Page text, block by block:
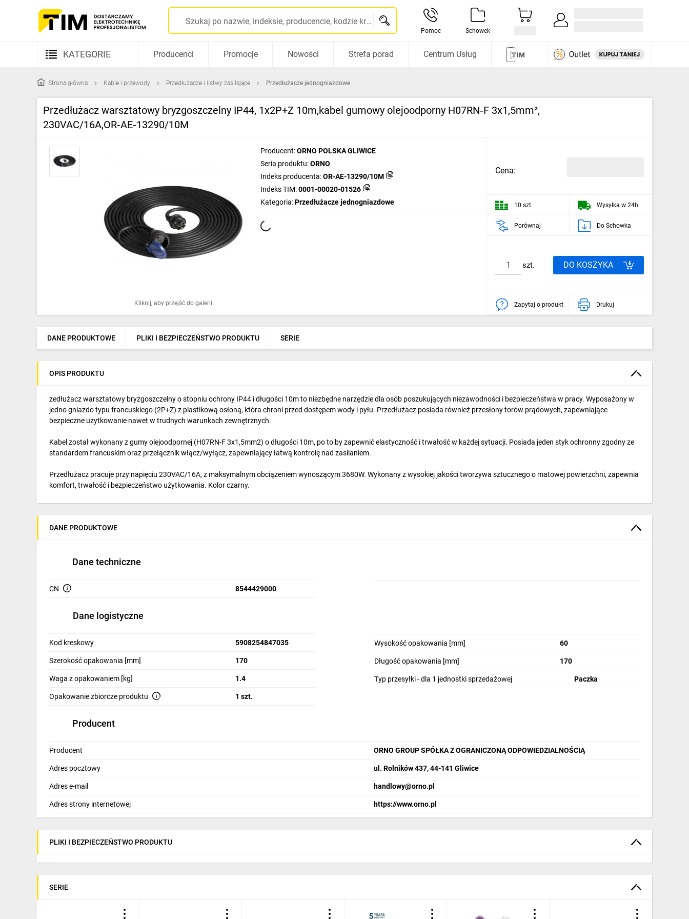
Szukaj po nazwie, indeksie, producencie, kodzie kreskowym...
Pomoc Schowek
KATEGORIE
Kable i przewody
Fotowoltaika
Oprawy oświetleniowe
Pneumatyka
Dom i ogród
Klimatyzacja
Odzież ochronna i BHP
Budowa i Remont
Elektromobilność
Producenci Promocje Nowości Strefa porad Centrum Usług
Strona główna Kable i przewody Przedłużacze i listwy zasilające Przedłużacze jednogniazdowe
Przedłużacz warsztatowy bryzgoszczelny IP44, 1x2P+Z 10m,kabel gumowy olejoodporny H07RN‑F 3x1,5mm²,
230VAC/16A,OR‑AE‑13290/10M
Kliknij, aby przejść do galerii
Producent:ORNO POLSKA GLIWICE
Seria produktu:ORNO
Indeks producenta:OR-AE-13290/10M
Indeks TIM:0001-00020-01526
Kategoria:Przedłużacze jednogniazdowe
Cena:
10 szt. Wysyłka w 24h
Porównaj Do Schowka
szt. DO KOSZYKA
Zapytaj o produkt Drukuj
DANE PRODUKTOWE PLIKI I BEZPIECZEŃSTWO PRODUKTU SERIE
OPIS PRODUKTU
zedłużacz warsztatowy bryzgoszczelny o stopniu ochrony IP44 i długości 10m to niezbędne narzędzie dla osób poszukujących niezawodności i bezpieczeństwa w pracy. Wyposażony w
jedno gniazdo typu francuskiego (2P+Z) z plastikową osłoną, która chroni przed dostępem wody i pyłu. Przedłużacz posiada również przesłony torów prądowych, zapewniające
bezpieczne użytkowanie nawet w trudnych warunkach zewnętrznych.
Kabel został wykonany z gumy olejoodpornej (H07RN-F 3x1,5mm2) o długości 10m, po to by zapewnić elastyczność i trwałość w każdej sytuacji. Posiada jeden styk ochronny zgodny ze
standardem francuskim oraz przełącznik włącz/wyłącz, zapewniający łatwą kontrolę nad zasilaniem.
Przedłużacz pracuje przy napięciu 230VAC/16A, z maksymalnym obciążeniem wynoszącym 3680W. Wykonany z wysokiej jakości tworzywa sztucznego o matowej powierzchni, zapewnia
komfort, trwałość i bezpieczeństwo użytkowania. Kolor czarny.
DANE PRODUKTOWE
Dane techniczne
CN 8544429000
Dane logistyczne
Kod kreskowy 5908254847035
Szerokość opakowania [mm] 170
Waga z opakowaniem [kg] 1.4
Opakowanie zbiorcze produktu 1 szt.
Wysokość opakowania [mm] 60
Długość opakowania [mm] 170
Typ przesyłki - dla 1 jednostki sprzedażowej Paczka
Producent
Producent ORNO GROUP SPÓŁKA Z OGRANICZONĄ ODPOWIEDZIALNOŚCIĄ
Adres pocztowy ul. Rolników 437, 44-141 Gliwice
Adres e-mail handlowy@orno.pl
Adres strony internetowej https://www.orno.pl
PLIKI I BEZPIECZEŃSTWO PRODUKTU
SERIE